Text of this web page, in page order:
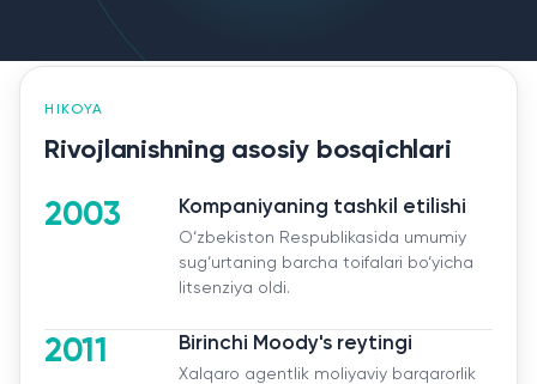
Aloqa
HIKOYA
Rivojlanishning asosiy bosqichlari
2003 Kompaniyaning tashkil etilishi
O‘zbekiston Respublikasida umumiy
sug‘urtaning barcha toifalari bo‘yicha
litsenziya oldi.
2011 Birinchi Moody's reytingi
Xalqaro agentlik moliyaviy barqarorlik